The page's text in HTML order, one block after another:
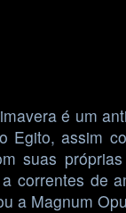
é um
assim
correntes de
a Magnum